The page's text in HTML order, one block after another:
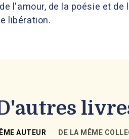
l'amour, de la poésie et
libération.
AUTEUR DE LA MÊME